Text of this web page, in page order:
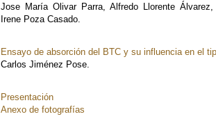
Jose María Olivar Parra, Alfredo Llorente
Irene Poza Casado.
Ensayo de absorción del BTC y su influencia en el
Carlos Jiménez Pose.
Presentación
Anexo de fotografías